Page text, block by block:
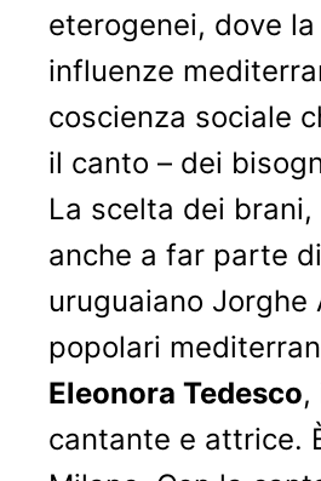
eterogenei, dove
influenze
coscienza sociale
il canto – dei
La scelta dei
anche a far parte
uruguaiano Jorghe
popolari
Eleonora Tedesco,
cantante e attrice.